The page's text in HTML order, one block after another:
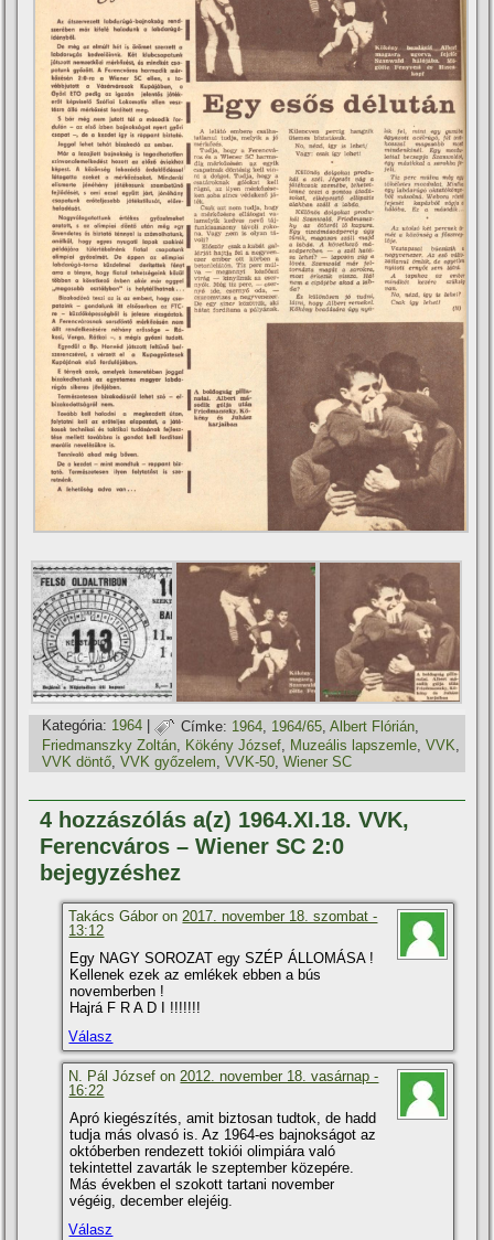
Kategória: 1964 | Címke: 1964 1964/65 ,Albert Flórián
Friedmanszky Zoltán, Kökény József, Muzeális lapszemle,VVK,
VVK döntő,VVK győzelem,VVK-50,Wiener SC
4 hozzászólás a(z) 1964.XI.18. VVK,
Ferencváros – Wiener SC 2:0
bejegyzéshez
Takács Gábor on2017. november 18. szombat -
13:12
Egy NAGY SOROZAT egy SZÉP ÁLLOMÁSA !
Kellenek ezek az emlékek ebben a bús
novemberben !
Hajrá F R A D I !!!!!!!
Válasz
N. Pál József on2012. november 18. vasárnap -
16:22
Apró kiegészí­tés, amit biztosan tudtok, de hadd
tudja más olvasó is. Az 1964-es bajnokságot az
októberben rendezett tokiói olimpiára való
tekintettel zavarták le szeptember közepére.
Más években el szokott tartani november
végéig, december elejéig.
Válasz